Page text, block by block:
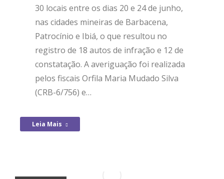
30 locais entre os dias 20 e 24 de junho,
nas cidades mineiras de Barbacena,
Patrocínio e Ibiá, o que resultou no
registro de 18 autos de infração e 12 de
constatação. A averiguação foi realizada
pelos fiscais Orfila Maria Mudado Silva
(CRB-6/756) e…
Leia Mais